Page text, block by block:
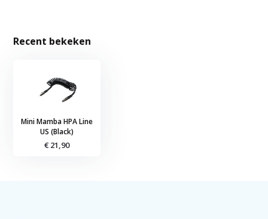
Recent bekeken
Mini Mamba HPA Line
US (Black)
€ 21,90